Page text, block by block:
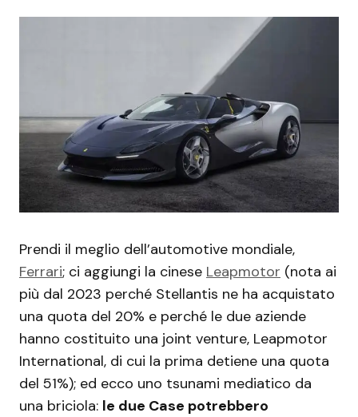
Prendi il meglio dell’automotive mondiale,
Ferrari; ci aggiungi la cinese Leapmotor (nota ai
più dal 2023 perché Stellantis ne ha acquistato
una quota del 20% e perché le due aziende
hanno costituito una joint venture, Leapmotor
International, di cui la prima detiene una quota
del 51%); ed ecco uno tsunami mediatico da
una briciola: le due Case potrebbero